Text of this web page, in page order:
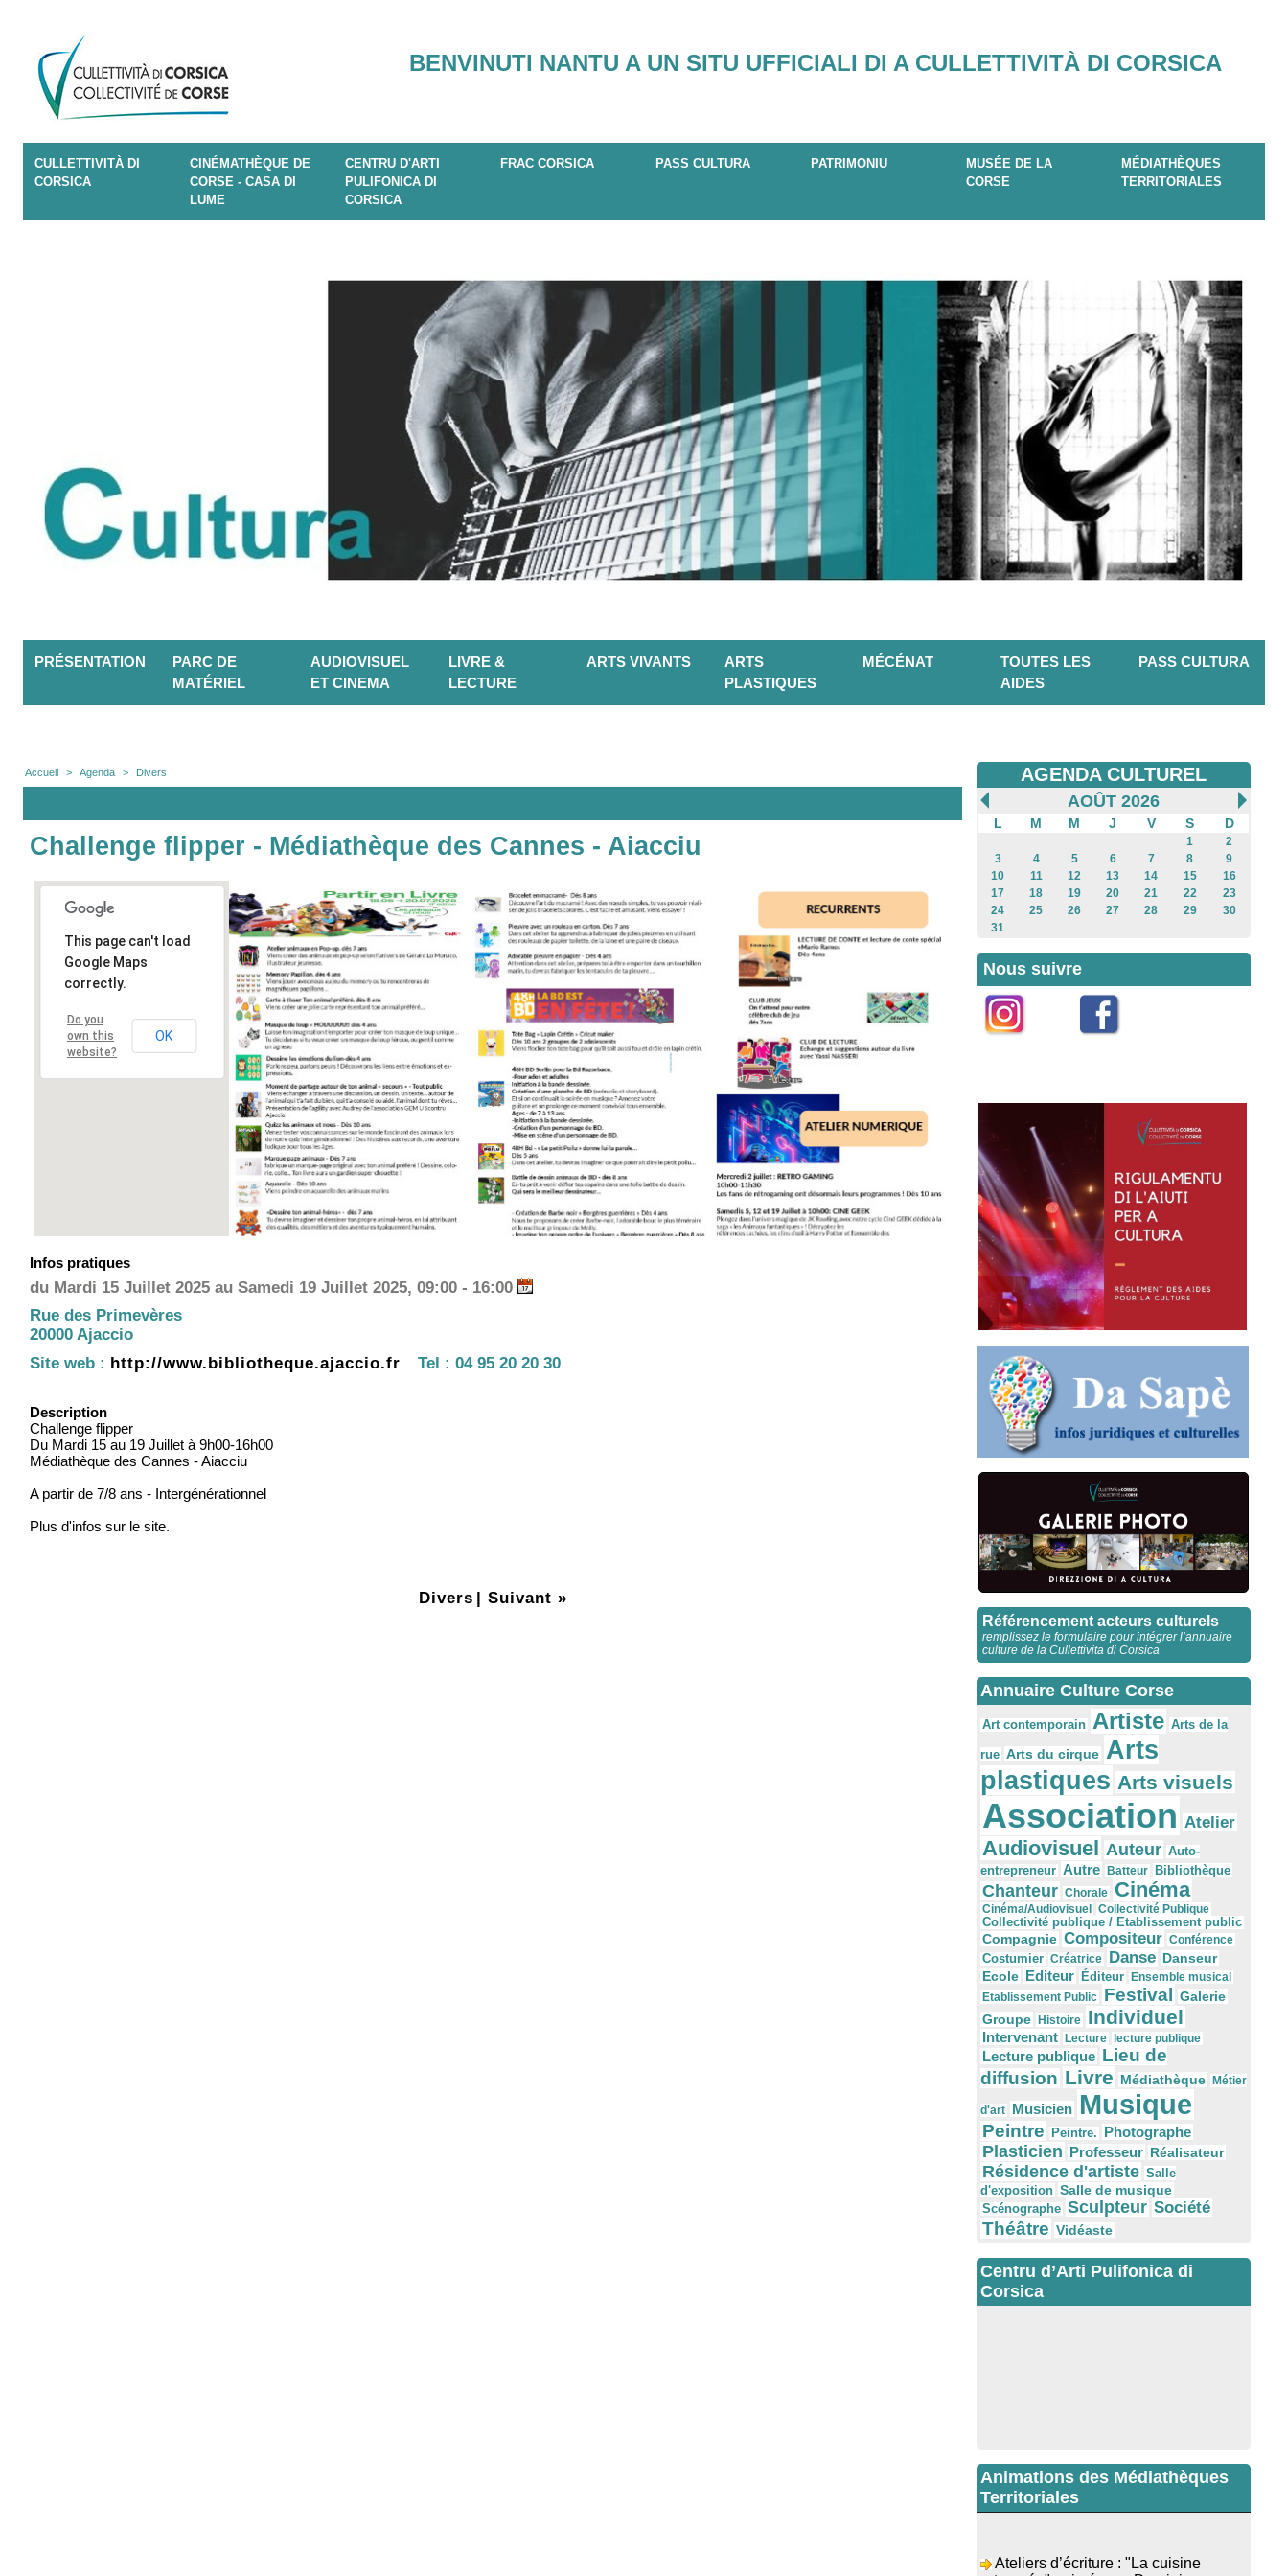
BENVINUTI NANTU A UN SITU UFFICIALI DI A CULLETTIVITÀ DI CORSICA
CULLETTIVITÀ DI
CORSICA
CINÉMATHÈQUE DE
CORSE - CASA DI
LUME
CENTRU D'ARTI
PULIFONICA DI
CORSICA
FRAC CORSICA PASS CULTURA PATRIMONIU
MUSÉE DE LA
CORSE
MÉDIATHÈQUES
TERRITORIALES
PRÉSENTATION
PARC DE
MATÉRIEL
AUDIOVISUEL
ET CINEMA
LIVRE &
LECTURE
ARTS VIVANTS
ARTS
PLASTIQUES
MÉCÉNAT
TOUTES LES
AIDES
PASS CULTURA
Accueil > Agenda > Divers
Challenge flipper - Médiathèque des Cannes - Aiacciu
This page can't load
Google Maps
correctly.
Do you
own this
website?
OK
Infos pratiques
du Mardi 15 Juillet 2025 au Samedi 19 Juillet 2025, 09:00 - 16:00
Rue des Primevères
20000 Ajaccio
Site web : http://www.bibliotheque.ajaccio.fr Tel : 04 95 20 20 30
Description
Challenge flipper
Du Mardi 15 au 19 Juillet à 9h00-16h00
Médiathèque des Cannes - Aiacciu
A partir de 7/8 ans - Intergénérationnel
Plus d'infos sur le site.
Divers | Suivant »
AGENDA CULTUREL
AOÛT 2026
L M M J V S D
1
2
3
4 5 6 7 8
9
10
11 12 13 14 15
16
17
18 19 20 21 22
23
24
25 26 27 28 29
30
31
Nous suivre
Référencement acteurs culturels
remplissez le formulaire pour intégrer l’annuaire
culture de la Cullettivita di Corsica
Annuaire Culture Corse
Art contemporain Artiste Arts de la
rue Arts du cirque Arts
plastiques Arts visuels
Association Atelier
Audiovisuel Auteur Auto-
entrepreneur Autre Batteur Bibliothèque
Chanteur Chorale Cinéma
Cinéma/Audiovisuel
Collectivité Publique
Collectivité publique / Etablissement public
Compagnie Compositeur Conférence
Costumier Créatrice Danse Danseur
Ecole Editeur Éditeur
Ensemble musical
Etablissement Public Festival Galerie
Groupe
Histoire Individuel
Intervenant Lecture lecture publique
Lecture publique Lieu de
diffusion Livre Médiathèque Métier
d'art Musicien Musique
Peintre Peintre. Photographe
Plasticien Professeur Réalisateur
Résidence d'artiste Salle
d'exposition Salle de musique
Scénographe Sculpteur Société
Théâtre Vidéaste
Centru d’Arti Pulifonica di
Corsica
Animations des Médiathèques
Territoriales
retrouvée" animés par Dominique